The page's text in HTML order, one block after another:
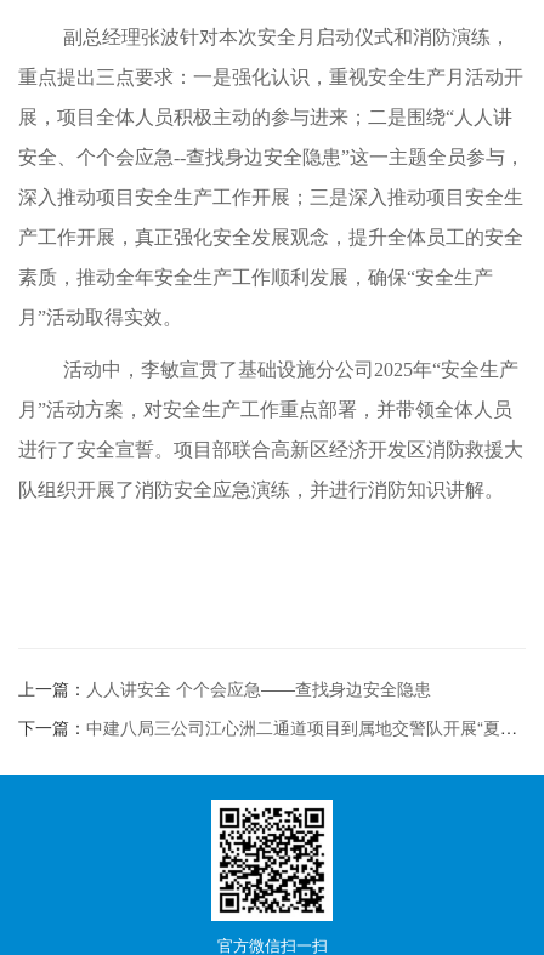
副总经理张波针对本次安全月启动仪式和消防演练，
重点提出三点要求：一是强化认识，重视安全生产月活动开
展，项目全体人员积极主动的参与进来；二是围绕“人人讲
安全、个个会应急--查找身边安全隐患”这一主题全员参与，
深入推动项目安全生产工作开展；三是深入推动项目安全生
产工作开展，真正强化安全发展观念，提升全体员工的安全
素质，推动全年安全生产工作顺利发展，确保“安全生产
月”活动取得实效。
活动中，李敏宣贯了基础设施分公司2025年“安全生产
月”活动方案，对安全生产工作重点部署，并带领全体人员
进行了安全宣誓。项目部联合高新区经济开发区消防救援大
队组织开展了消防安全应急演练，并进行消防知识讲解。
上一篇： 人人讲安全 个个会应急——查找身边安全隐患
下一篇： 中建八局三公司江心洲二通道项目到属地交警队开展“夏日送清凉”...
官方微信扫一扫